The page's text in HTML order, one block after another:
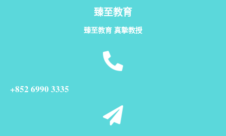
臻至教育
臻至教育 真摯教授
+852 6990 3335